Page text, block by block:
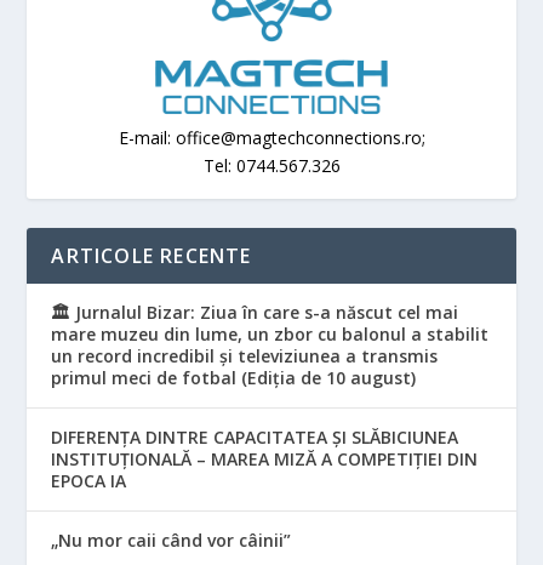
E-mail: office@magtechconnections.ro;
Tel: 0744.567.326
ARTICOLE RECENTE
🏛️ Jurnalul Bizar: Ziua în care s-a născut cel mai
mare muzeu din lume, un zbor cu balonul a stabilit
un record incredibil și televiziunea a transmis
primul meci de fotbal (Ediția de 10 august)
DIFERENȚA DINTRE CAPACITATEA ȘI SLĂBICIUNEA
INSTITUȚIONALĂ – MAREA MIZĂ A COMPETIȚIEI DIN
EPOCA IA
„Nu mor caii când vor câinii”